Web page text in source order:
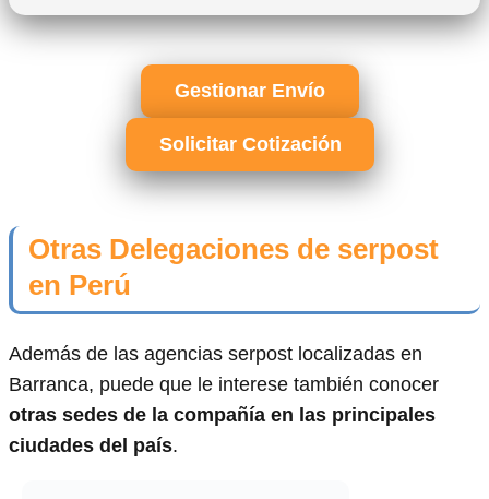
Gestionar Envío
Solicitar Cotización
Otras Delegaciones de serpost
en Perú
Además de las agencias serpost localizadas en
Barranca, puede que le interese también conocer
otras sedes de la compañía en las principales
ciudades del país.